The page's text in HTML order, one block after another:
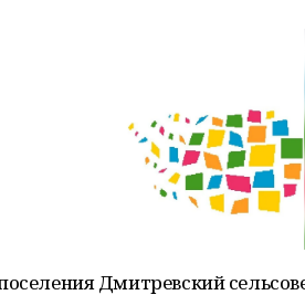
Дмитревский